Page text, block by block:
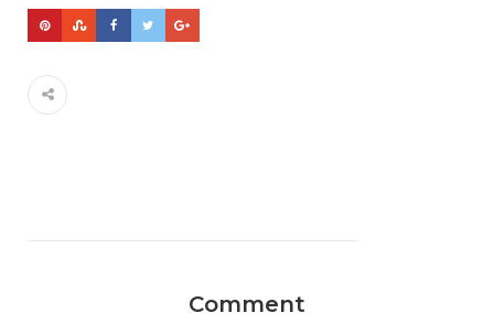
Comment